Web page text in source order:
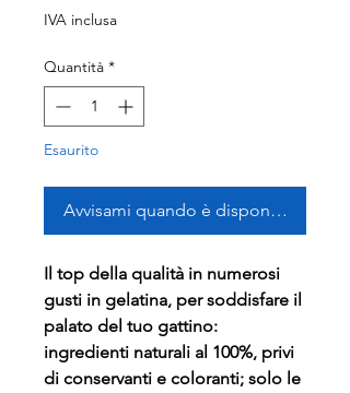
IVA inclusa
Quantità *
Esaurito
Avvisami quando è disponibile
Il top della qualità in numerosi
gusti in gelatina, per soddisfare il
palato del tuo gattino:
ingredienti naturali al 100%, privi
di conservanti e coloranti; solo le